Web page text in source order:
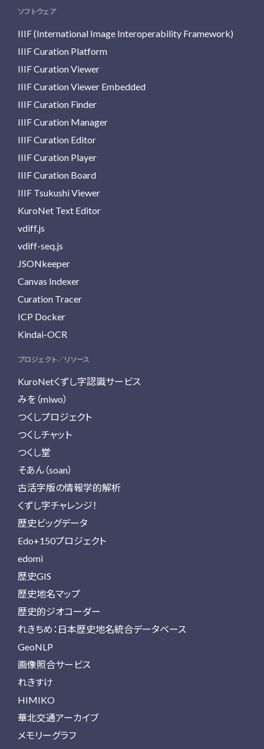
ソフトウェア
IIIF (International Image Interoperability Framework)
IIIF Curation Platform
IIIF Curation Viewer
IIIF Curation Viewer Embedded
IIIF Curation Finder
IIIF Curation Manager
IIIF Curation Editor
IIIF Curation Player
IIIF Curation Board
IIIF Tsukushi Viewer
KuroNet Text Editor
vdiff.js
vdiff-seq.js
JSONkeeper
Canvas Indexer
Curation Tracer
ICP Docker
Kindai-OCR
プロジェクト／リソース
KuroNetくずし字認識サービス
みを（miwo）
つくしプロジェクト
つくしチャット
つくし堂
そあん（soan）
古活字版の情報学的解析
くずし字チャレンジ！
歴史ビッグデータ
Edo+150プロジェクト
edomi
歴史GIS
歴史地名マップ
歴史的ジオコーダー
れきちめ：日本歴史地名統合データベース
GeoNLP
画像照合サービス
れきすけ
HIMIKO
華北交通アーカイブ
メモリーグラフ